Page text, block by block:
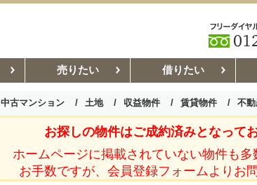
売りたい 借りたい
中古マンション 土地 収益物件 賃貸物件 不
お部屋探しコラム 賃貸管理コ
お探しの物件はご成約済みとなってお
ホームページに掲載されていない物件も多
お手数ですが、会員登録フォームよりお